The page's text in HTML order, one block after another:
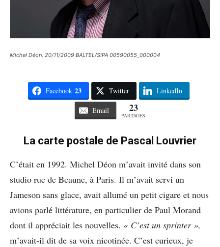
Michel Déon, 20/11/2009 BALTEL/SIPA 00590055_000004
Facebook 23 Twitter LinkedIn
Email 23
PARTAGES
La carte postale de Pascal Louvrier
C’était en 1992. Michel Déon m’avait invité dans son
studio rue de Beaune, à Paris. Il m’avait servi un
Jameson sans glace, avait allumé un petit cigare et nous
avions parlé littérature, en particulier de Paul Morand
dont il appréciait les nouvelles. « C’est un sprinter »,
m’avait-il dit de sa voix nicotinée. C’est curieux, je